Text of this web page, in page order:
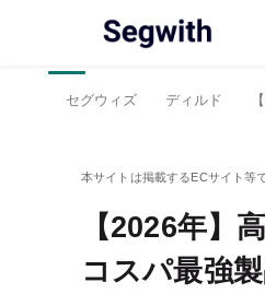
セグウィズ ディルド
【2026年】
コスパ最強